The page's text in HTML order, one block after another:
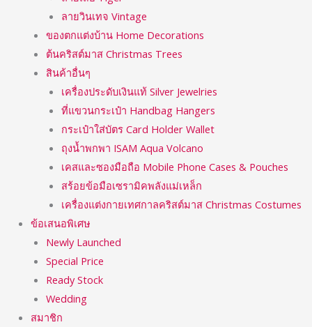
ลายวินเทจ Vintage
ของตกแต่งบ้าน Home Decorations
ต้นคริสต์มาส Christmas Trees
สินค้าอื่นๆ
เครื่องประดับเงินแท้ Silver Jewelries
ที่แขวนกระเป๋า Handbag Hangers
กระเป๋าใส่บัตร Card Holder Wallet
ถุงน้ำพกพา ISAM Aqua Volcano
เคสและซองมือถือ Mobile Phone Cases & Pouches
สร้อยข้อมือเซรามิคพลังแม่เหล็ก
เครื่องแต่งกายเทศกาลคริสต์มาส Christmas Costumes
ข้อเสนอพิเศษ
Newly Launched
Special Price
Ready Stock
Wedding
สมาชิก